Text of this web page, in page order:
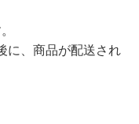
に、商品が配送され